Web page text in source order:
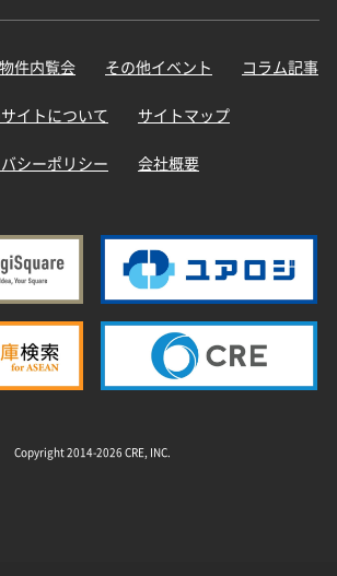
物件内覧会 その他イベント コラム記事
イトについて サイトマップ
シーポリシー 会社概要
Copyright 2014-2026 CRE, INC.